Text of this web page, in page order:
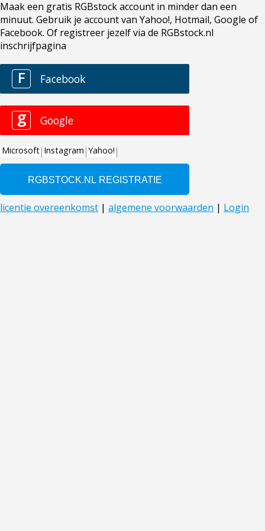
Maak een gratis RGBstock account in minder dan een
minuut. Gebruik je account van Yahoo!, Hotmail, Google of
Facebook. Of registreer jezelf via de RGBstock.nl
inschrijfpagina
F Facebook
g Google
Microsoft Instagram Yahoo!
licentie overeenkomst | algemene voorwaarden | Login